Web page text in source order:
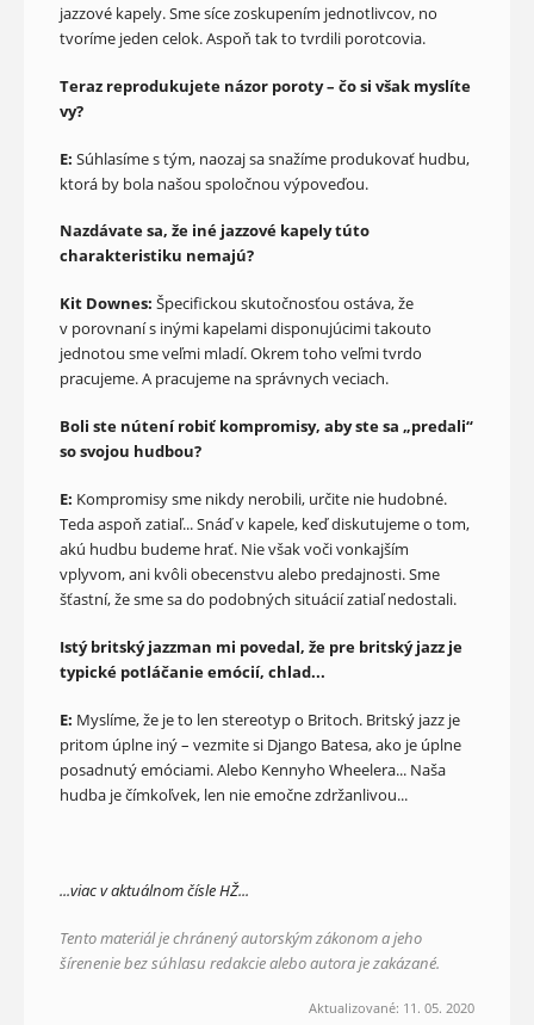
jazzové kapely. Sme síce zoskupením jednotlivcov, no
tvoríme jeden celok. Aspoň tak to tvrdili porotcovia.
Teraz reprodukujete názor poroty – čo si však myslíte
vy?
E: Súhlasíme s tým, naozaj sa snažíme produkovať hudbu,
ktorá by bola našou spoločnou výpoveďou.
Nazdávate sa, že iné jazzové kapely túto
charakteristiku nemajú?
Kit Downes: Špecifickou skutočnosťou ostáva, že
v porovnaní s inými kapelami disponujúcimi takouto
jednotou sme veľmi mladí. Okrem toho veľmi tvrdo
pracujeme. A pracujeme na správnych veciach.
Boli ste nútení robiť kompromisy, aby ste sa „predali“
so svojou hudbou?
E: Kompromisy sme nikdy nerobili, určite nie hudobné.
Teda aspoň zatiaľ... Snáď v kapele, keď diskutujeme o tom,
akú hudbu budeme hrať. Nie však voči vonkajším
vplyvom, ani kvôli obecenstvu alebo predajnosti. Sme
šťastní, že sme sa do podobných situácií zatiaľ nedostali.
Istý britský jazzman mi povedal, že pre britský jazz je
typické potláčanie emócií, chlad...
E: Myslíme, že je to len stereotyp o Britoch. Britský jazz je
pritom úplne iný – vezmite si Django Batesa, ako je úplne
posadnutý emóciami. Alebo Kennyho Wheelera... Naša
hudba je čímkoľvek, len nie emočne zdržanlivou...
...viac v aktuálnom čísle HŽ...
Tento materiál je chránený autorským zákonom a jeho
šírenenie bez súhlasu redakcie alebo autora je zakázané.
Aktualizované: 11. 05. 2020